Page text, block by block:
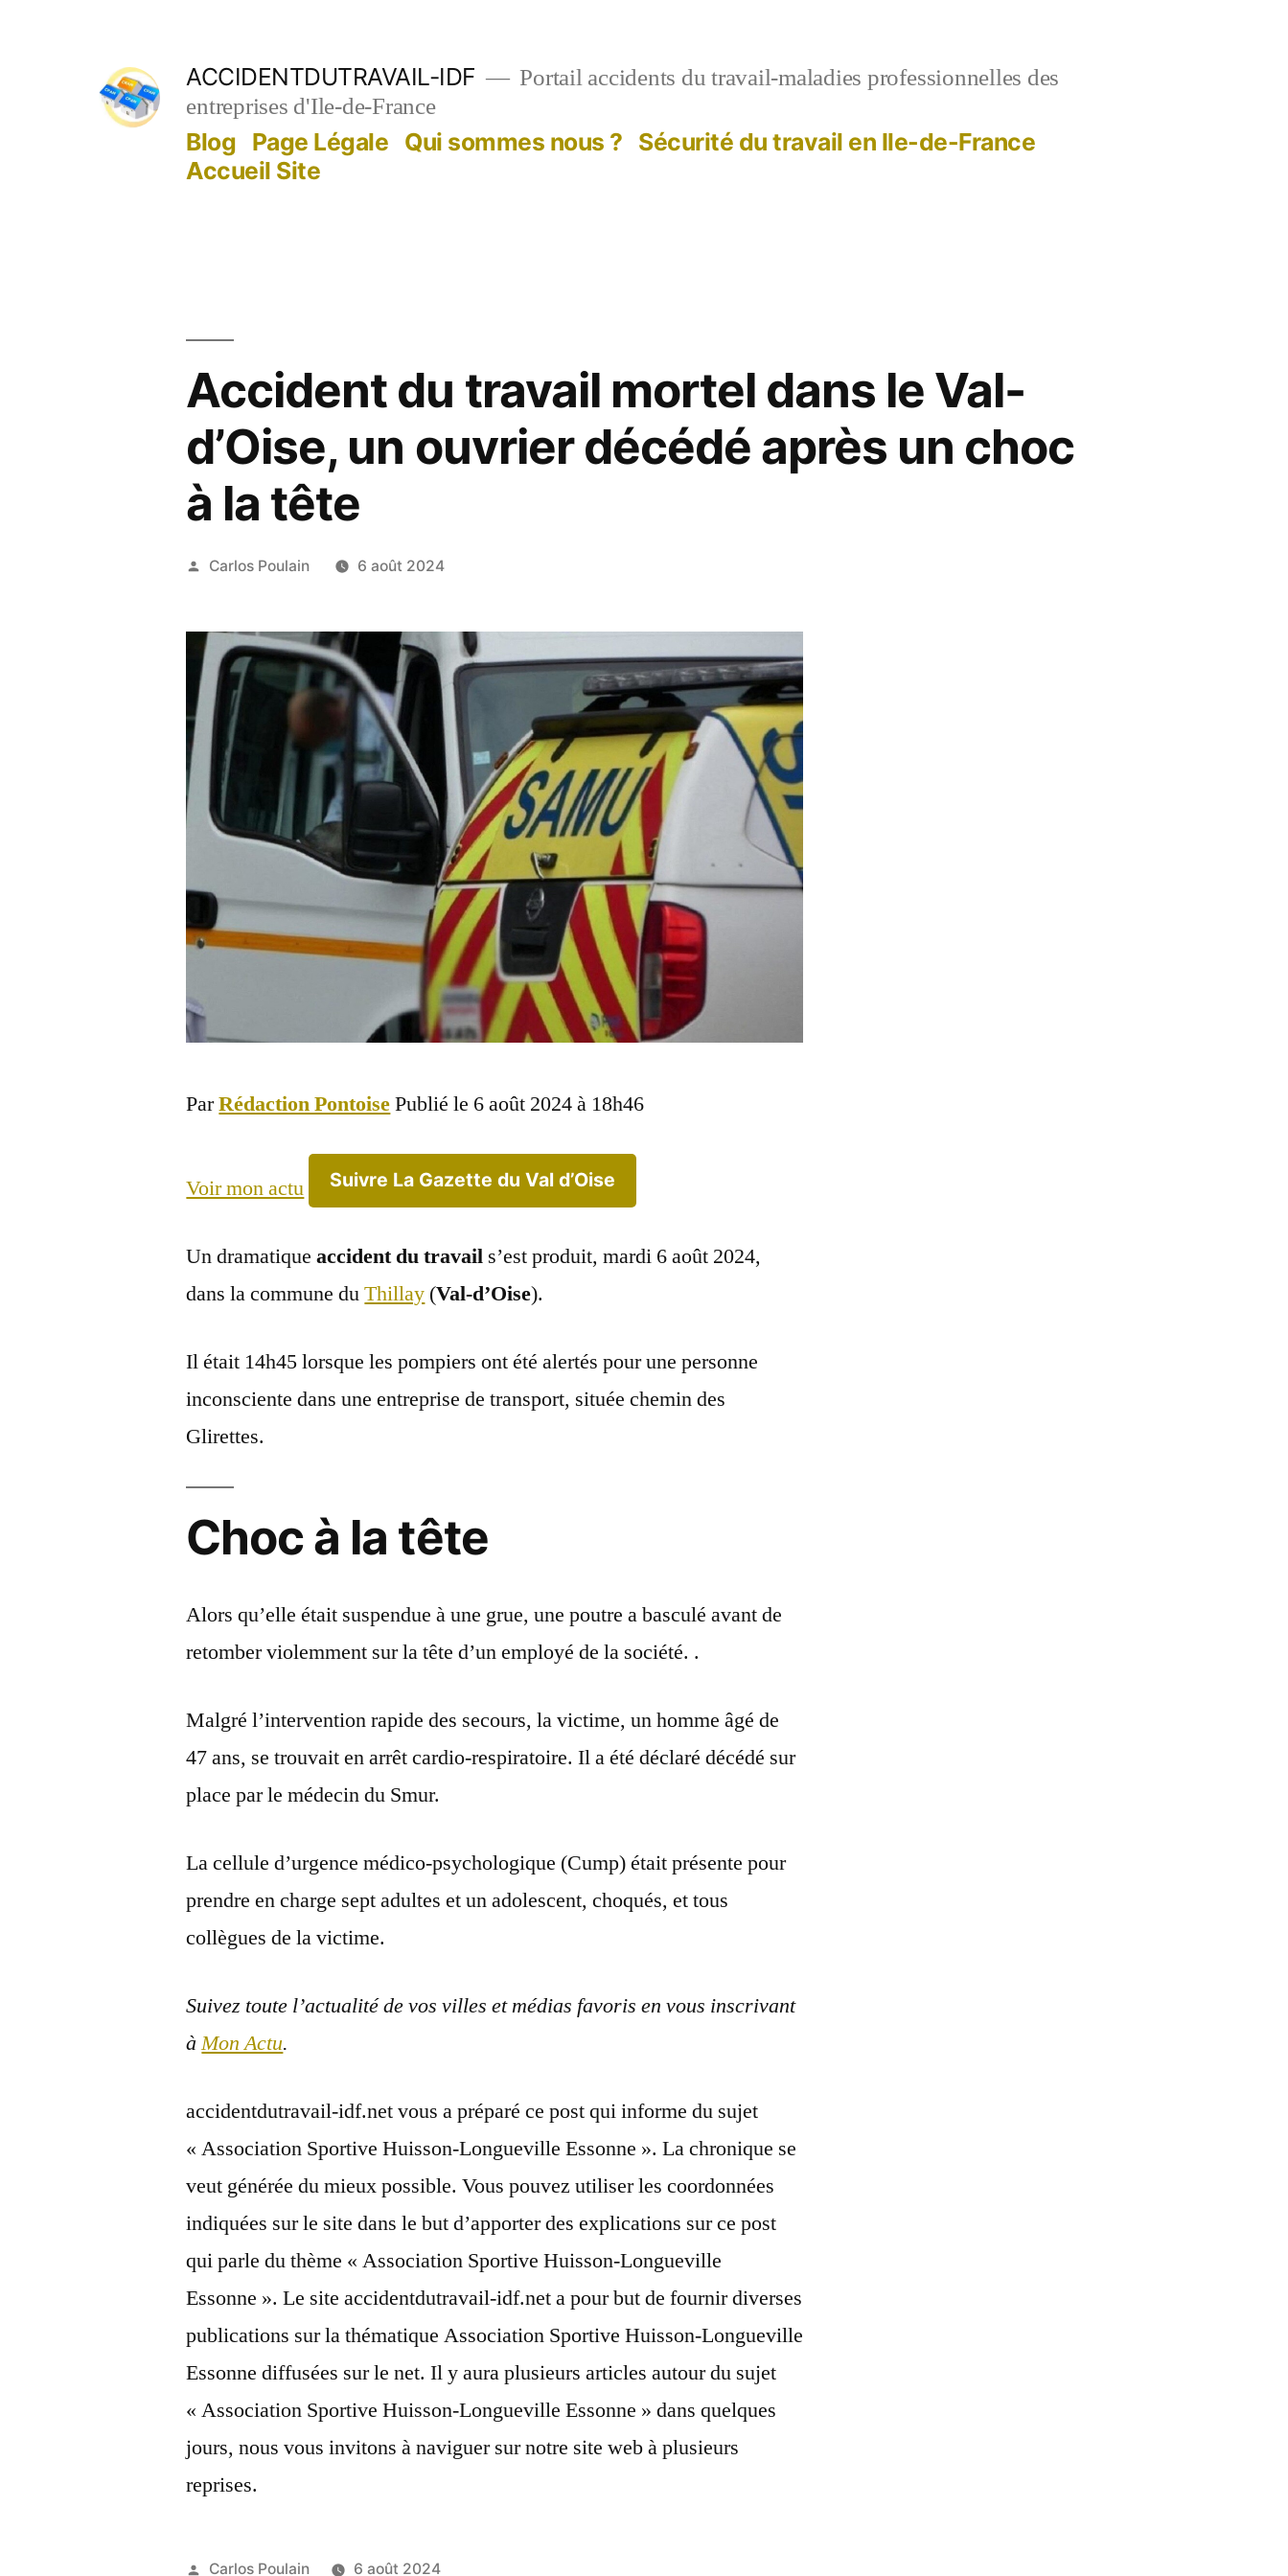
ACCIDENTDUTRAVAIL-IDF
Portail accidents du travail-maladies professionnelles des
entreprises d'Ile-de-France
Blog Page Légale Qui sommes nous ? Sécurité du travail en Ile-de-France
Accueil Site
Accident du travail mortel dans le Val-
d’Oise, un ouvrier décédé après un choc
à la tête
Publié
Carlos Poulain 6 août 2024
ParRédaction PontoisePublié le 6 août 2024 à 18h46
Voir mon actu Suivre La Gazette du Val d’Oise
Un dramatiqueaccident du travail s’est produit, mardi 6 août 2024,
dans la commune duThillay (Val-d’Oise).
Il était 14h45 lorsque les pompiers ont été alertés pour une personne
inconsciente dans une entreprise de transport, située chemin des
Glirettes.
Choc à la tête
Alors qu’elle était suspendue à une grue, une poutre a basculé avant de
retomber violemment sur la tête d’un employé de la société. .
Malgré l’intervention rapide des secours, la victime, un homme âgé de
47 ans, se trouvait en arrêt cardio-respiratoire. Il a été déclaré décédé sur
place par le médecin du Smur.
La cellule d’urgence médico-psychologique (Cump) était présente pour
prendre en charge sept adultes et un adolescent, choqués, et tous
collègues de la victime.
Suivez toute l’actualité de vos villes et médias favoris en vous inscrivant
àMon Actu.
accidentdutravail-idf.net vous a préparé ce post qui informe du sujet
« Association Sportive Huisson-Longueville Essonne ». La chronique se
veut générée du mieux possible. Vous pouvez utiliser les coordonnées
indiquées sur le site dans le but d’apporter des explications sur ce post
qui parle du thème « Association Sportive Huisson-Longueville
Essonne ». Le site accidentdutravail-idf.net a pour but de fournir diverses
publications sur la thématique Association Sportive Huisson-Longueville
Essonne diffusées sur le net. Il y aura plusieurs articles autour du sujet
« Association Sportive Huisson-Longueville Essonne » dans quelques
jours, nous vous invitons à naviguer sur notre site web à plusieurs
reprises.
Publié
Carlos Poulain 6 août 2024